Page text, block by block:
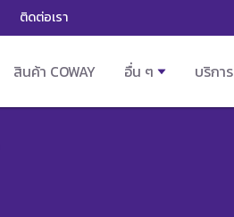
ติดต่อเรา
สินค้า COWAY อื่น ๆ บริการ